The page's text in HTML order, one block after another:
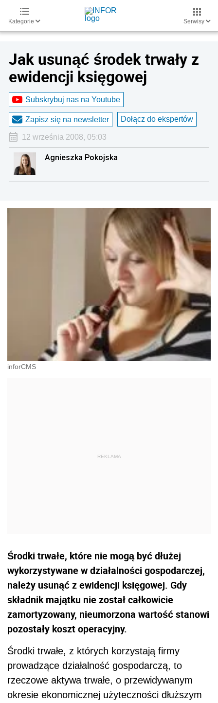
Kategorie Serwisy
Jak usunąć środek trwały z
ewidencji księgowej
Subskrybuj nas na Youtube
Zapisz się na newsletter Dołącz do ekspertów
12 września 2008, 05:03
Agnieszka Pokojska
inforCMS
Środki trwałe, które nie mogą być dłużej
wykorzystywane w działalności gospodarczej,
należy usunąć z ewidencji księgowej. Gdy
składnik majątku nie został całkowicie
zamortyzowany, nieumorzona wartość stanowi
pozostały koszt operacyjny.
Środki trwałe, z których korzystają firmy
prowadzące działalność gospodarczą, to
rzeczowe aktywa trwałe, o przewidywanym
okresie ekonomicznej użyteczności dłuższym